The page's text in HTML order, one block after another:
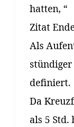
hatten, “
Zitat
Als
definiert.
Da
als 5